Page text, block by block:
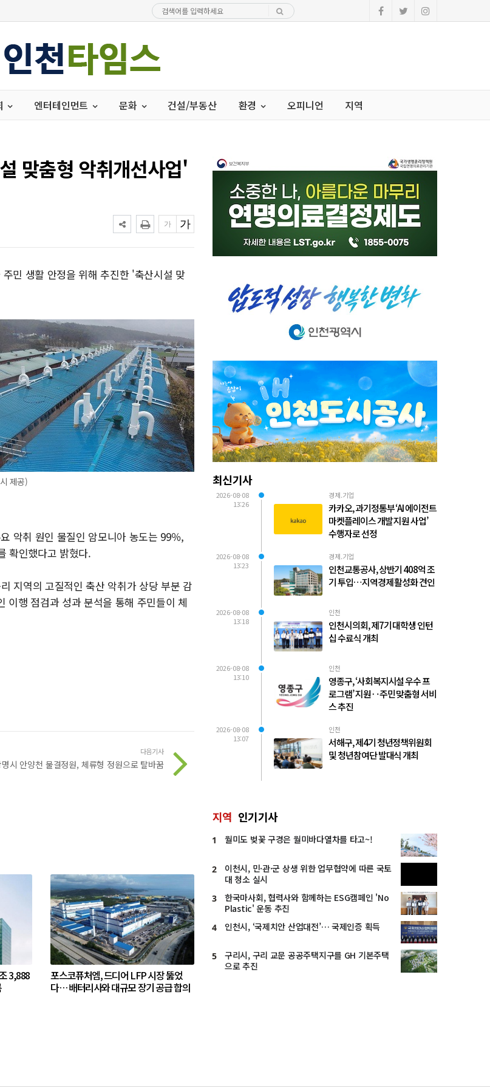
엔터테인먼트 문화 건설/부동산 환경 오피니언 지역
맞춤형 악취개선사업'
민 생활 안정을 위해 추진한 '축산시설 맞
제공)
악취 원인 물질인 암모니아 농도는 99％,
확인했다고 밝혔다.
지역의 고질적인 축산 악취가 상당 부분 감
이행 점검과 성과 분석을 통해 주민들이 체
다음기사
시 안양천 물결정원, 체류형 정원으로 탈바꿈
3,888
포스코퓨처엠, 드디어 LFP 시장 뚫었
다… 배터리사와 대규모 장기 공급 합의
최신기사
2026-08-08
13:26
경제.기업
카카오, 과기정통부 ‘AI 에이전트
마켓플레이스 개발 지원 사업’
수행자로 선정
2026-08-08
13:23
경제.기업
인천교통공사, 상반기 408억 조
기 투입…지역경제 활성화 견인
2026-08-08
13:18
인천
인천시의회, 제7기 대학생 인턴
십 수료식 개최
2026-08-08
13:10
인천
영종구, ‘사회복지시설 우수 프
로그램’ 지원‥주민 맞춤형 서비
스 추진
2026-08-08
13:07
인천
서해구, 제4기 청년정책위원회
및 청년참여단 발대식 개최
지역 인기기사
1 월미도 벚꽃 구경은 월미바다열차를 타고~!
2
이천시, 민·관·군 상생 위한 업무협약에 따른 국토
대 청소 실시
3
한국마사회, 협력사와 함께하는 ESG캠페인 'No
Plastic' 운동 추진
4 인천시, ‘국제치안 산업대전’… 국제인증 획득
5
구리시, 구리 교문 공공주택지구를 GH 기본주택
으로 추진